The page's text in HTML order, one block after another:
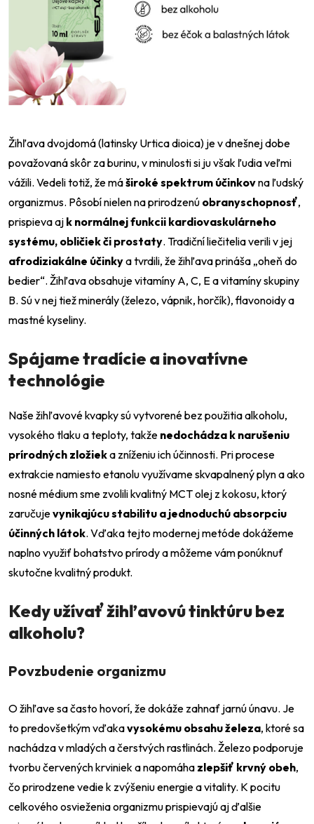
Žihľava dvojdomá (latinsky Urtica dioica) je v dnešnej dobe
považovaná skôr za burinu, v minulosti si ju však ľudia veľmi
vážili. Vedeli totiž, že máširoké spektrum účinkovna ľudský
organizmus. Pôsobí nielen na prirodzenú obranyschopnosť,
prispieva aj k normálnej funkcii kardiovaskulárneho
systému, obličiek či prostaty. Tradiční liečitelia verili v jej
afrodiziakálne účinkya tvrdili, že žihľava prináša „oheň do
bedier“. Žihľava obsahuje vitamíny A, C, E a vitamíny skupiny
B. Sú v nej tiež minerály (železo, vápnik, horčík), flavonoidy a
mastné kyseliny.
Spájame tradície a inovatívne
technológie
Naše žihľavové kvapky sú vytvorené bez použitia alkoholu,
vysokého tlaku a teploty, takže nedochádza k narušeniu
prírodných zložieka zníženiu ich účinnosti. Pri procese
extrakcie namiesto etanolu využívame skvapalnený plyn a ako
nosné médium sme zvolili kvalitný MCT olej z kokosu, ktorý
zaručujevynikajúcu stabilitu a jednoduchú absorpciu
účinných látok. Vďaka tejto modernej metóde dokážeme
naplno využiť bohatstvo prírody a môžeme vám ponúknuť
skutočne kvalitný produkt.
Kedy užívať žihľavovú tinktúru bez
alkoholu?
Povzbudenie organizmu
O žihľave sa často hovorí, že dokáže zahnať jarnú únavu. Je
to predovšetkým vďakavysokému obsahu železa, ktoré sa
nachádza v mladých a čerstvých rastlinách. Železo podporuje
tvorbu červených krviniek a napomáha zlepšiť krvný obeh,
čo prirodzene vedie k zvýšeniu energie a vitality. K pocitu
celkového osvieženia organizmu prispievajú aj ďalšie